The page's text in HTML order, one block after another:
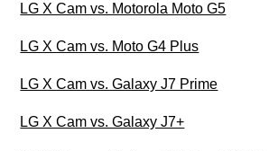
LG X Cam vs. Motorola Moto G5
LG X Cam vs. Moto G4 Plus
LG X Cam vs. Galaxy J7 Prime
LG X Cam vs. Galaxy J7+